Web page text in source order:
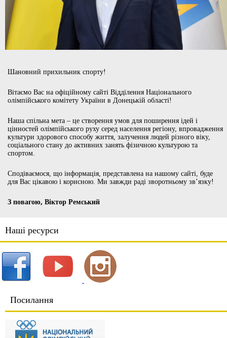
Шановний прихильник спорту!
Вітаємо Вас на офіційному сайті Відділення Національного
олімпійського комітету України в Донецькій області!
Наша спільна мета – це створення умов для поширення ідей і
цінностей олімпійського руху серед населення регіону, впровадження
культури здорового способу життя, залучення людей різного віку,
соціального стану до активних занять фізичною культурою та
спортом.
Сподіваємося, що інформація, представлена на нашому сайті, буде
для Вас цікавою і корисною. Ми завжди раді зворотньому зв’язку!
З повагою, Віктор Ремський
Наші ресурси
Посилання